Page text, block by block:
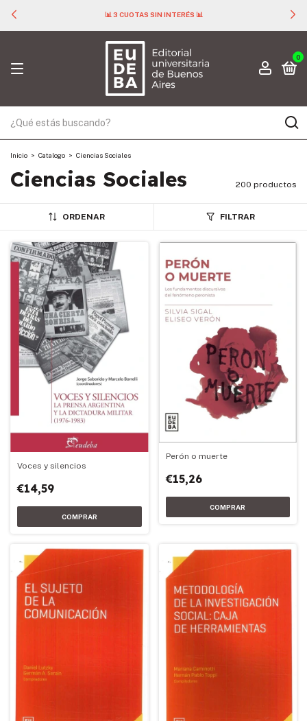
📊 3 CUOTAS SIN INTERÉS 📊
0
Inicio > Catalogo > Ciencias Sociales
Ciencias Sociales 200 productos
ORDENAR FILTRAR
Voces y silencios
€14,59
Perón o muerte
€15,26